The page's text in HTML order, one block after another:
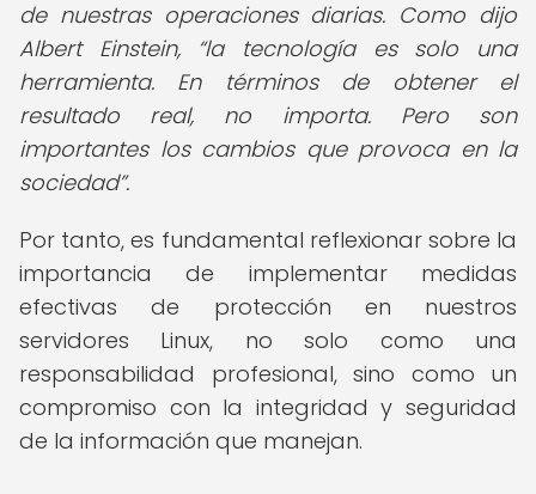
de nuestras operaciones diarias. Como dijo
Albert Einstein,
la tecnología es solo una
herramienta. En términos de obtener el
resultado real, no importa. Pero son
importantes los cambios que provoca en la
sociedad .
Por tanto, es fundamental reflexionar sobre la
importancia de implementar medidas
efectivas de protección en nuestros
servidores Linux, no solo como una
responsabilidad profesional, sino como un
compromiso con la integridad y seguridad
de la información que manejan.